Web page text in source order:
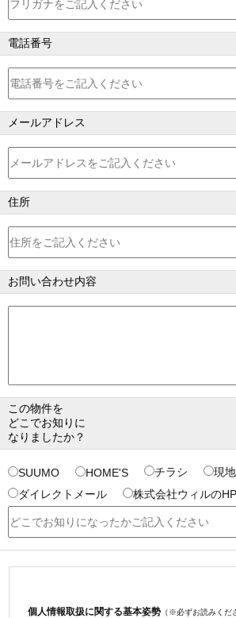
電話番号
メールアドレス
住所
お問い合わせ内容
この物件を
どこでお知りに
なりましたか？
SUUMO HOME'S チラシ 現
ダイレクトメール
株式会社ウィルのHP
個人情報取扱に関する基本姿勢（※必ずお読みくだ